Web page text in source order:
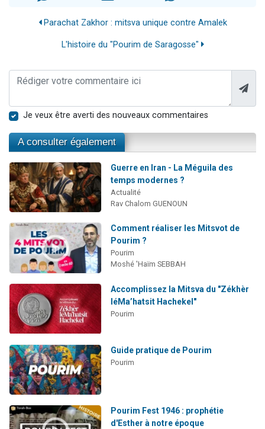
Parachat Zakhor : mitsva unique contre Amalek
L'histoire du "Pourim de Saragosse"
Je veux être averti des nouveaux commentaires
A consulter également
Guerre en Iran - La Méguila des
temps modernes ?
Actualité
Rav Chalom GUENOUN
Comment réaliser les Mitsvot de
Pourim ?
Pourim
Moshé 'Haïm SEBBAH
Accomplissez la Mitsva du "Zékhèr
léMa’hatsit Hachekel"
Pourim
Guide pratique de Pourim
Pourim
Pourim Fest 1946 : prophétie
d'Esther à notre époque